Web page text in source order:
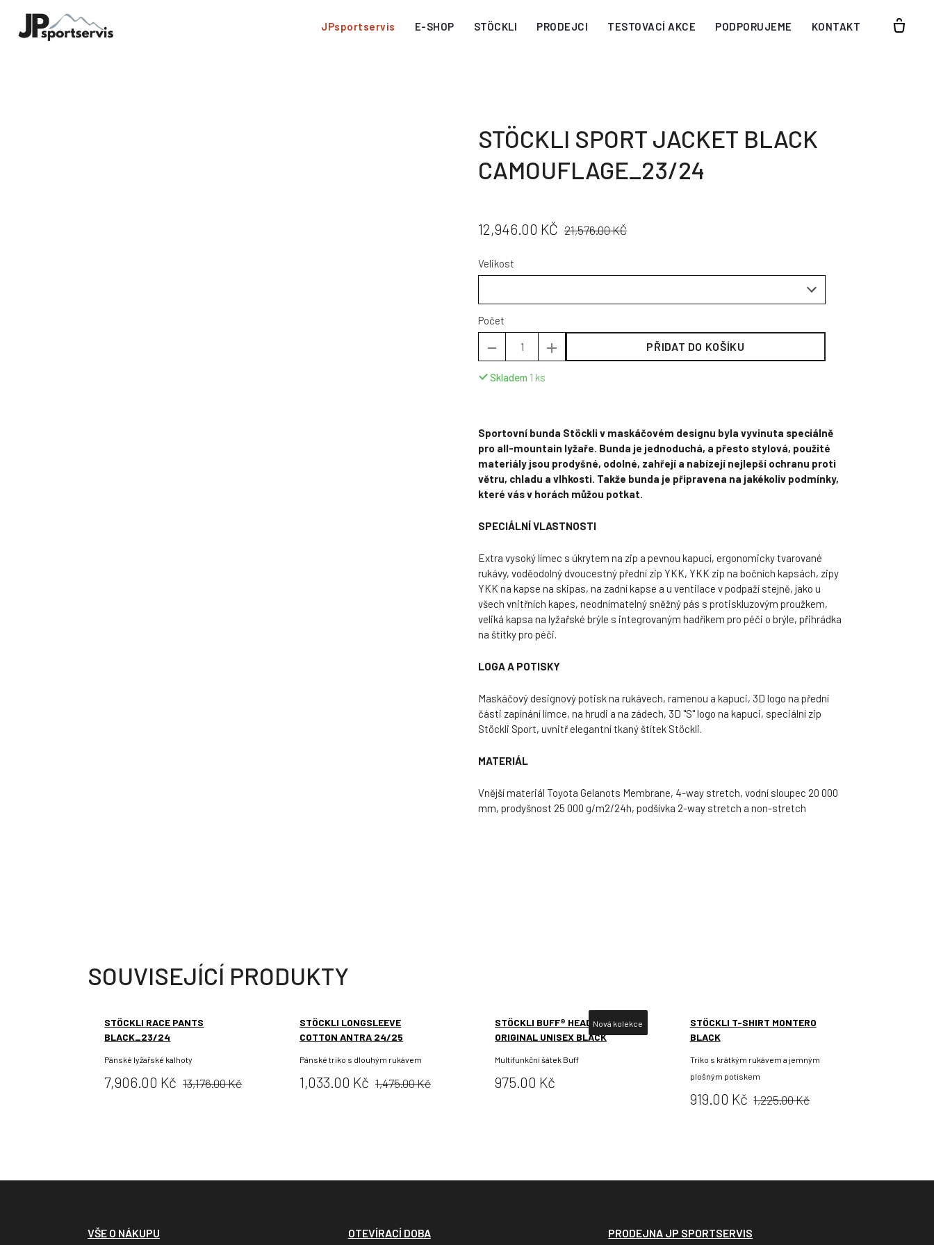
JPsportservis E-SHOP STÖCKLI PRODEJCI TESTOVACÍ AKCE PODPORUJEME KONTAKT
STÖCKLI SPORT JACKET BLACK
CAMOUFLAGE_23/24
CENA:
12,946.00 KČ PŮVODNÍ
CENA:
21,576.00 KČ
Velikost
Počet
PŘIDAT DO KOŠÍKU
Skladem 1 ks
Sportovní bunda Stöckli v maskáčovém designu byla vyvinuta speciálně
pro all-mountain lyžaře. Bunda je jednoduchá, a přesto stylová, použité
materiály jsou prodyšné, odolné, zahřejí a nabízejí nejlepší ochranu proti
větru, chladu a vlhkosti. Takže bunda je připravena na jakékoliv podmínky,
které vás v horách můžou potkat.
SPECIÁLNÍ VLASTNOSTI
Extra vysoký límec s úkrytem na zip a pevnou kapucí, ergonomicky tvarované
rukávy, voděodolný dvoucestný přední zip YKK, YKK zip na bočních kapsách, zipy
YKK na kapse na skipas, na zadní kapse a u ventilace v podpaží stejně, jako u
všech vnitřních kapes, neodnímatelný sněžný pás s protiskluzovým proužkem,
veliká kapsa na lyžařské brýle s integrovaným hadříkem pro péči o brýle, přihrádka
na štítky pro péči.
LOGA A POTISKY
Maskáčový designový potisk na rukávech, ramenou a kapuci, 3D logo na přední
části zapínání límce, na hrudi a na zádech, 3D "S" logo na kapuci, speciální zip
Stöckli Sport, uvnitř elegantní tkaný štítek Stöckli.
MATERIÁL
Vnější materiál Toyota Gelanots Membrane, 4-way stretch, vodní sloupec 20 000
mm, prodyšnost 25 000 g/m2/24h, podšívka 2-way stretch a non-stretch
SOUVISEJÍCÍ PRODUKTY
STÖCKLI RACE PANTS
BLACK_23/24
Pánské lyžařské kalhoty
Cena:
7,906.00 Kč Původní
13,176.00 Kč
STÖCKLI LONGSLEEVE
COTTON ANTRA 24/25
Pánské triko s dlouhým rukávem
Cena:
1,033.00 Kč Původní
1,475.00 Kč
Nová kolekce
STÖCKLI BUFF® HEADWEAR
ORIGINAL UNISEX BLACK
Multifunkční šátek Buff
Cena:
975.00 Kč
STÖCKLI T-SHIRT MONTERO
BLACK
Triko s krátkým rukávem a jemným
plošným potiskem
Cena:
919.00 Kč Původní
1,225.00 Kč
VŠE O NÁKUPU OTEVÍRACÍ DOBA PRODEJNA JP SPORTSERVIS